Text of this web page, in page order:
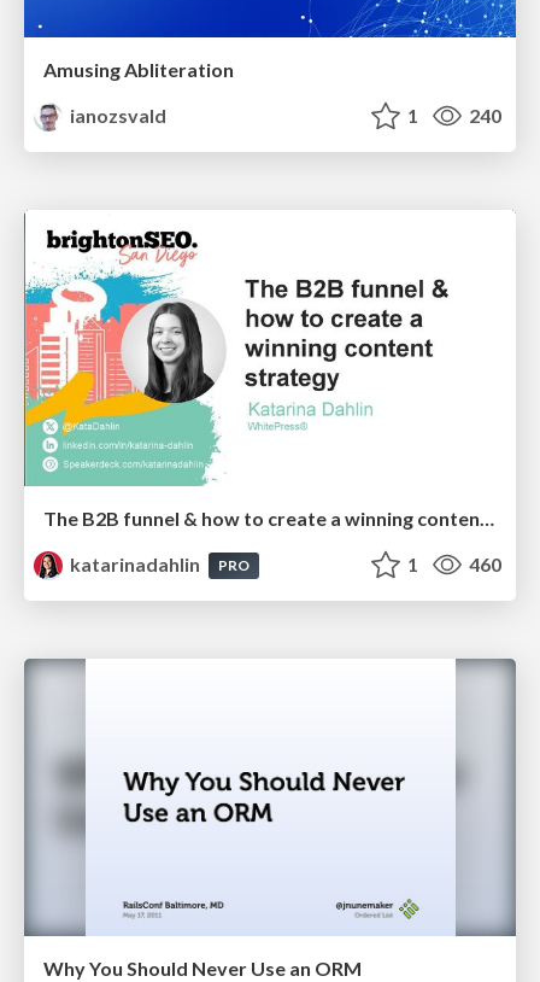
Amusing Abliteration
ianozsvald
1 240
The B2B funnel & how to create a winning content strategy
katarinadahlin
PRO 1 460
Why You Should Never Use an ORM